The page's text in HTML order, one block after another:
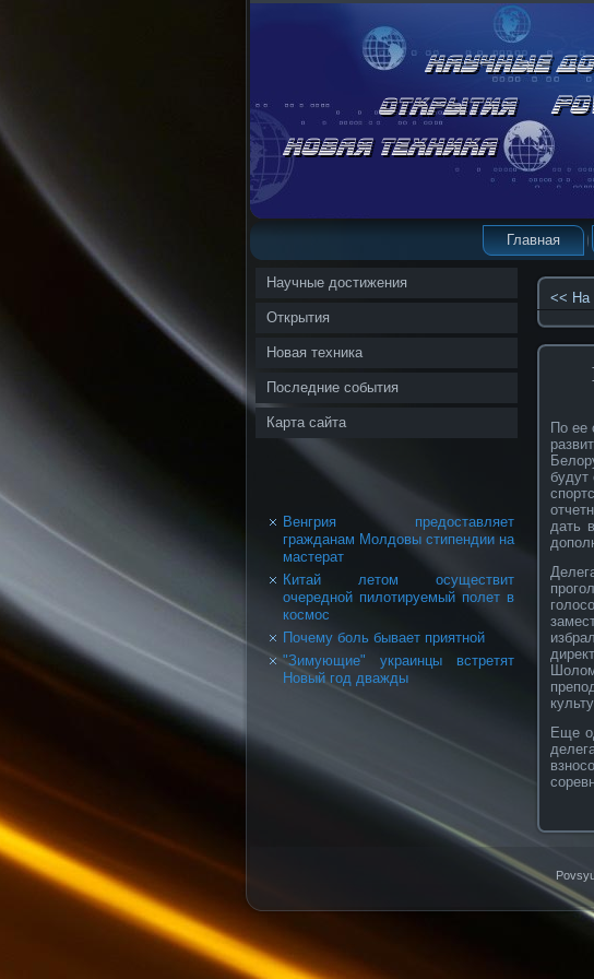
Главная
Научные достижения
Открытия
Новая техника
Последние события
Карта сайта
Венгрия предоставляет
гражданам Молдовы стипендии на
мастерат
Китай летом осуществит
очередной пилотируемый полет в
космос
Почему боль бывает приятной
"Зимующие" украинцы встретят
Новый год дважды
<< На
По ее
будут
дать
Еще